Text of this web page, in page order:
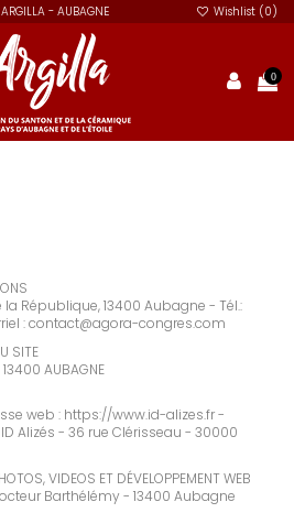
ARGILLA - AUBAGNE Wishlist (0)
0
la République, 13400 Aubagne - Tél.:
:contact@agora-congres.com
SITE
AUBAGNE
web : https://www.id-alizes.fr-
Alizés - 36 rue Clérisseau - 30000
VIDEOS ET DÉVELOPPEMENT WEB
Barthélémy - 13400 Aubagne